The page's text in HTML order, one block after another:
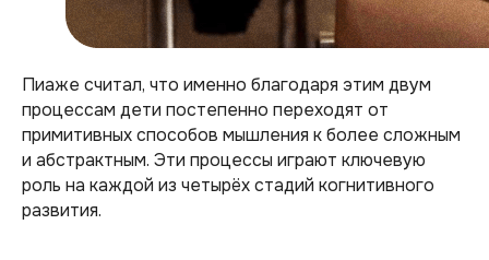
Пиаже считал, что именно благодаря этим двум
процессам дети постепенно переходят от
примитивных способов мышления к более сложным
и абстрактным. Эти процессы играют ключевую
роль на каждой из четырёх стадий когнитивного
развития.